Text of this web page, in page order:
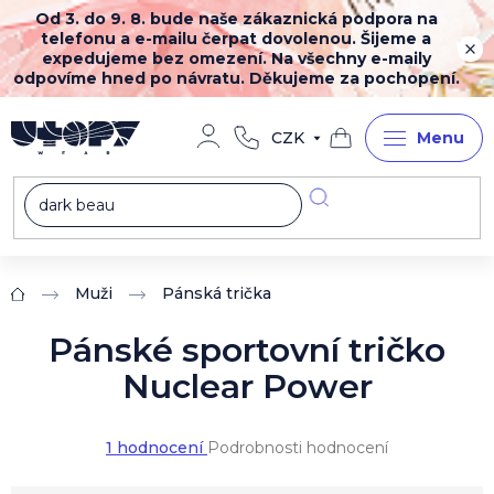
Přejít
na
obsah
Od 3. do 9. 8. bude naše zákaznická podpora na
telefonu a e-mailu čerpat dovolenou. Šijeme a
expedujeme bez omezení. Na všechny e-maily
odpovíme hned po návratu. Děkujeme za pochopení.
CZK
Nákupní
košík
Domů Muži Pánská trička
Pánské sportovní tričko
Nuclear Power
Průměrné
hodnocení
1 hodnocení Podrobnosti hodnocení